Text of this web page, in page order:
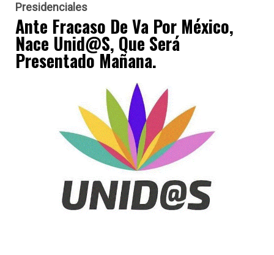
Presidenciales
Ante Fracaso De Va Por México,
Nace Unid@s, Que Será
Presentado Mañana.